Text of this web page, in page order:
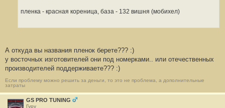
пленка - красная кореница, база - 132 вишня (мобихел)
А откуда вы названия пленок берете??? :)
у восточных изготовителей они под номерками.. или отечественных
производителей поддерживаете??? :)
Если проблему можно решить за деньги, то это не проблема, а дополнительные
затраты
GS PRO TUNING
Гуру